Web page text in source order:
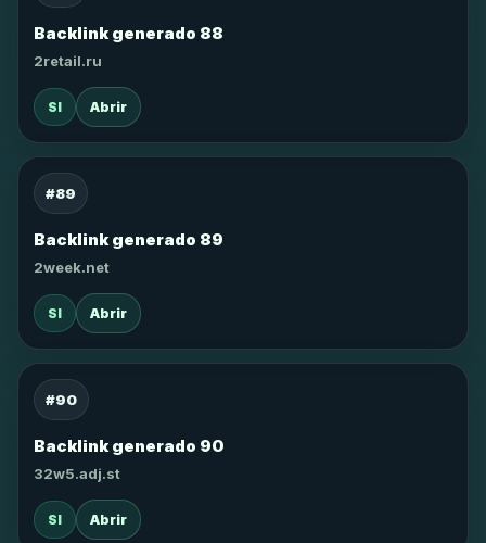
Backlink generado 88
2retail.ru
SI Abrir
#89
Backlink generado 89
2week.net
SI Abrir
#90
Backlink generado 90
32w5.adj.st
SI Abrir